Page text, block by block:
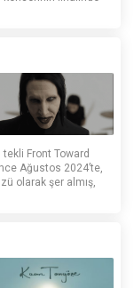
Front Toward
Ağustos 2024’te,
olarak şer almış,